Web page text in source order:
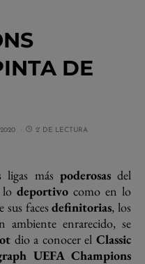
DE
2' DE LECTURA
ligas más poderosasdel
deportivocomo en lo
sus facesdefinitorias, los
enrarecido, se
dio a conocer el Classic
UEFA Champions